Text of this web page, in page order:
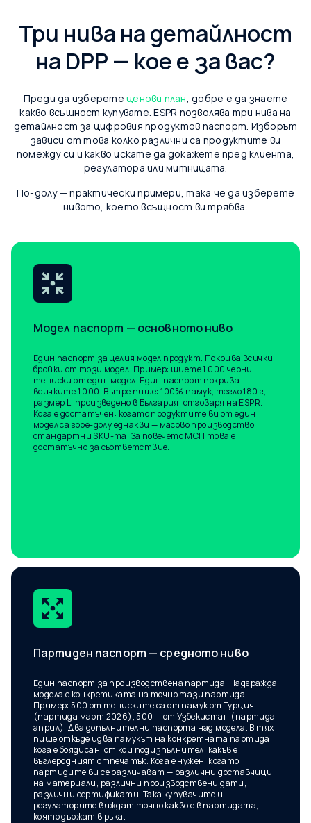
Три нива на детайлност
на DPP — кое е за вас?
Преди да изберетеценови план , добре е да знаете
какво всъщност купувате. ESPR позволява три нива на
детайлност за цифровия продуктов паспорт. Изборът
зависи от това колко различни са продуктите ви
помежду си и какво искате да докажете пред клиента,
регулатора или митницата.
По-долу — практически примери, така че да изберете
нивото, което всъщност ви трябва.
Модел паспорт — основното ниво
Един паспорт за целия модел продукт. Покрива всички
бройки от този модел. Пример: шиете 1 000 черни
тениски от един модел. Един паспорт покрива
всичките 1 000. Вътре пише: 100% памук, тегло 180 г,
размер L, произведено в България, отговаря на ESPR.
Кога е достатъчен: когато продуктите ви от един
модел са горе-долу еднакви — масово производство,
стандартни SKU-та. За повечето МСП това е
достатъчно за съответствие.
Партиден паспорт — средното ниво
Един паспорт за производствена партида. Надгражда
модела с конкретиката на точно тази партида.
Пример: 500 от тениските са от памук от Турция
(партида март 2026), 500 — от Узбекистан (партида
април). Два допълнителни паспорта над модела. В тях
пише откъде идва памукът на конкретната партида,
кога е боядисан, от кой подизпълнител, какъв е
въглеродният отпечатък. Кога е нужен: когато
партидите ви се различават — различни доставчици
на материали, различни производствени дати,
различни сертификати. Така купувачите и
регулаторите виждат точно какво е в партидата,
която държат в ръка.